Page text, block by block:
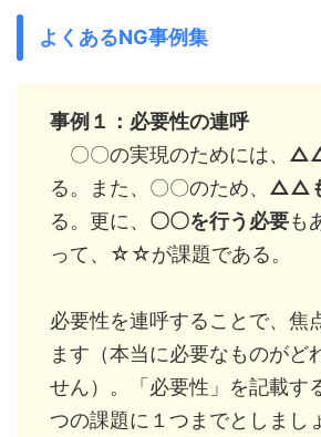
よくあるNG事例集
事例１：必要性の連呼
〇〇の実現のためには、
る。また、〇〇のため、 △△
る。更に、 〇〇を行う必要も
って、☆☆が課題である。
必要性を連呼することで、焦
ます（本当に必要なものがど
せん）。「必要性」を記載す
つの課題に１つまでとしまし